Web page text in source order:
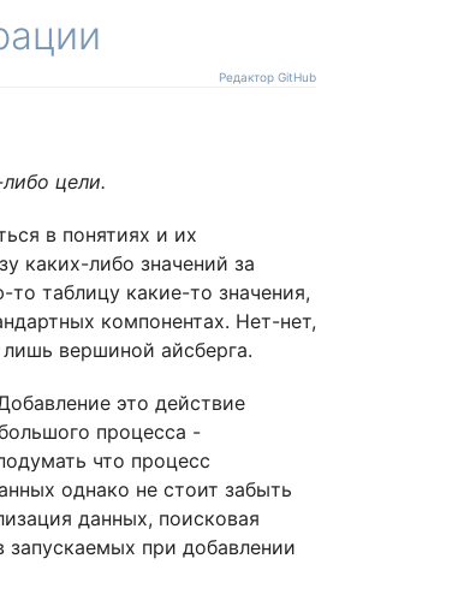
Редактор GitHub
цели.
в понятиях и их
каких-либо значений за
таблицу какие-то значения,
компонентах. Нет-нет,
вершиной айсберга.
это действие
процесса -
что процесс
однако не стоит забыть
данных, поисковая
запускаемых при добавлении